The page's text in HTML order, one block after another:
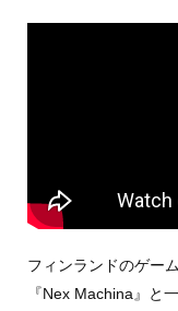
フィンランドのゲー
『Nex Machina』と